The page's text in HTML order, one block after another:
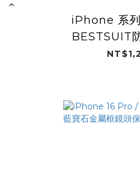
iPhone 系
BESTSUIT
保護